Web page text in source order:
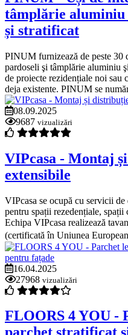
tâmplărie aluminiu
și stratificat
PINUM furnizează de peste 30
pardoseli şi tâmplărie aluminiu
de proiecte rezidențiale noi sau
deja existente. PINUM se
08.09.2025
9687 vizualizări
VIPcasa - Montaj
extensibile
VIPcasa se ocupă cu servicii
pentru spații rezedențiale,
Echipa VIPcasa realizează
(certificată în Uniunea
16.04.2025
27968 vizualizări
FLOORS 4 YOU -